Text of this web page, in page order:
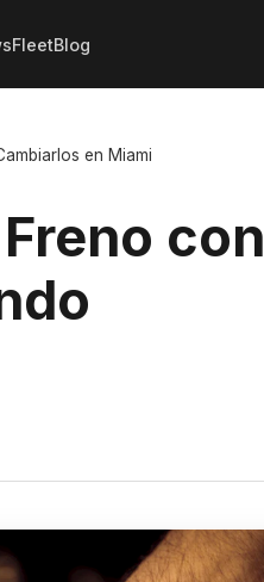
FleetBlog
en Miami
con